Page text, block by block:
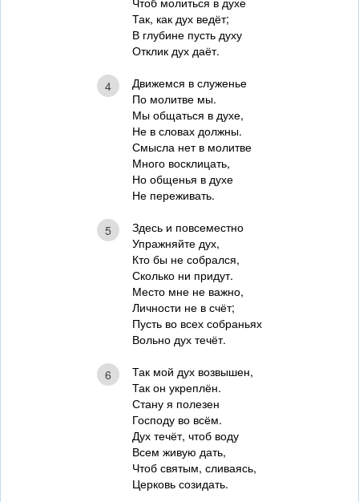
Так, как дух ведёт;
В глубине пусть духу
Отклик дух даёт.
4
Движемся в служенье
По молитве мы.
Мы общаться в духе,
Не в словах должны.
Смысла нет в молитве
Много восклицать,
Но общенья в духе
Не переживать.
5
Здесь и повсеместно
Упражняйте дух,
Кто бы не собрался,
Сколько ни придут.
Место мне не важно,
Личности не в счёт;
Пусть во всех собраньях
Вольно дух течёт.
6
Так мой дух возвышен,
Так он укреплён.
Стану я полезен
Господу во всём.
Дух течёт, чтоб воду
Всем живую дать,
Чтоб святым, сливаясь,
Церковь созидать.